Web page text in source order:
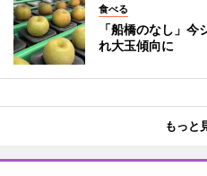
食べる
「船橋のなし」
れ大玉傾向に
もっと